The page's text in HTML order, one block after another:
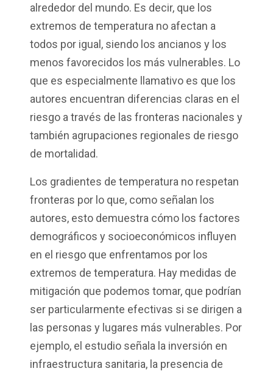
alrededor del mundo. Es decir, que los
extremos de temperatura no afectan a
todos por igual, siendo los ancianos y los
menos favorecidos los más vulnerables. Lo
que es especialmente llamativo es que los
autores encuentran diferencias claras en el
riesgo a través de las fronteras nacionales y
también agrupaciones regionales de riesgo
de mortalidad.
Los gradientes de temperatura no respetan
fronteras por lo que, como señalan los
autores, esto demuestra cómo los factores
demográficos y socioeconómicos influyen
en el riesgo que enfrentamos por los
extremos de temperatura. Hay medidas de
mitigación que podemos tomar, que podrían
ser particularmente efectivas si se dirigen a
las personas y lugares más vulnerables. Por
ejemplo, el estudio señala la inversión en
infraestructura sanitaria, la presencia de